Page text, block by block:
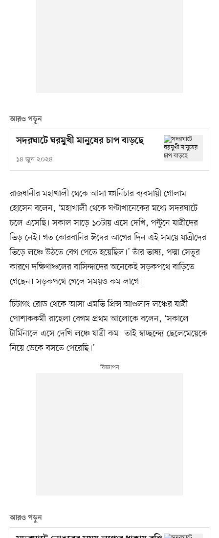
আরও পড়ুন
সদরঘাটে ঘরমুখী মানুষের চাপ বাড়ছে
১৪ জুন ২০২৪
রাজধানীর মহাখালী থেকে আসা ফার্নিচার ব্যবসায়ী গোলাম
হোসেন বলেন, ‘মহাখালী থেকে ঘণ্টাখানেকের মধ্যে সদরঘাটে
চলে এসেছি। সকাল সাড়ে ১০টায় এসে দেখি, পন্টুনে যাত্রীদের
ভিড় নেই। গত কোরবানির ঈদের আগের দিন এই সময়ে যাত্রীদের
ভিড়ে লঞ্চে উঠতে বেগ পেতে হয়েছিল।’ তাঁর ভাষ্য, পদ্মা সেতুর
কারণে দক্ষিণাঞ্চলের বাসিন্দাদের অনেকেই সড়কপথে বাড়িতে
গেছেন। সড়কপথে গেলে সময়ও কম লাগে।
চিটাগং রোড থেকে আসা এমভি প্রিন্স আওলাদ লঞ্চের যাত্রী
পোশাককর্মী রাহেলা বেগম প্রথম আলোকে বলেন, ‘সকালে
টার্মিনালে এসে দেখি লঞ্চে যাত্রী কম। তাই স্বাচ্ছন্দ্যে ছেলেমেয়েকে
নিয়ে ডেকে বসতে পেরেছি।’
আরও পড়ুন